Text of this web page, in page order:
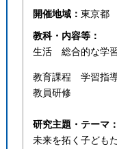
開催地域：東京都
教科・内容等：
生活 総合的な学
教育課程 学習
教員研修
研究主題・テーマ：
未来を拓く子ども